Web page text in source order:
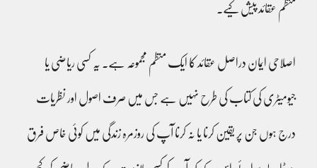
منظم عقائد پیش کیے۔
اصلاحی ایمان دراصل عقائد کا ایک منظم مجموعہ ہے۔ یہ کسی ریاضی یا
جیومیٹری کی کتاب کی طرح نہیں ہے جس میں صرف اصول اور نظریات
درج ہوں جن پر یقین کرنا یا نہ کرنا آپ کی روزمرہ زندگی میں کوئی خاص فرق